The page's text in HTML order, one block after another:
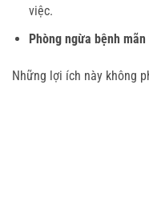
việc.
Phòng ngừa bệnh
Những lợi ích này không